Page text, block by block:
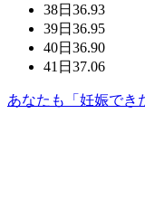
38日 36.93
39日 36.95
40日 36.90
41日 37.06
あなたも「妊娠でき